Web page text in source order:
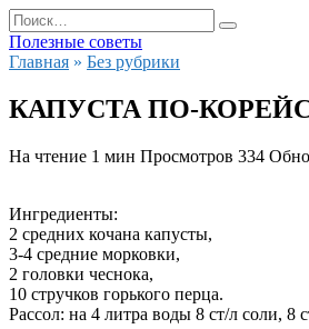
Перейти
к
содержанию
Search
for:
Полезные советы
Главная » Без рубрики
КАПУСТА ПО-
На чтение 1 мин Просмотров 334
Ингредиенты:
2 средних кочана капусты,
3-4 средние морковки,
2 головки чеснока,
10 стручков горького перца.
Рассол: на 4 литра воды 8 ст/л соли, 8